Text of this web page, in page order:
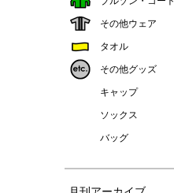
その他ウェア
タオル
その他グッズ
キャップ
ソックス
バッグ